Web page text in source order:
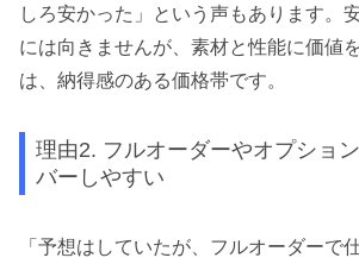
しろ安かった」という声もあります。
には向きませんが、素材と性能に価値
は、納得感のある価格帯です。
理由2. フルオーダーやオプショ
バーしやすい
「予想はしていたが、フルオーダーで